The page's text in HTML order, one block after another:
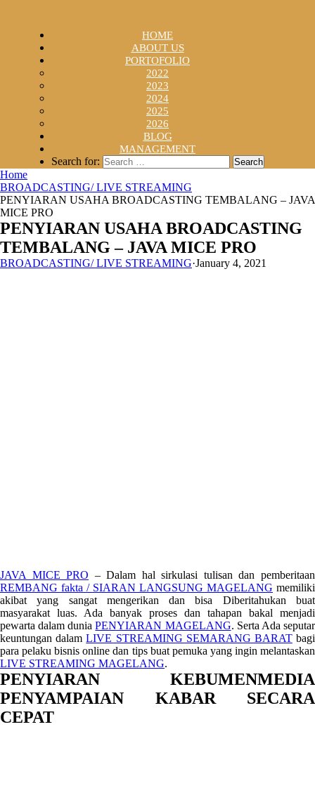
HOME
ABOUT US
PORTOFOLIO
2022
2023
2024
2025
2026
BLOG
MANAGEMENT
Search for:
Home
BROADCASTING/ LIVE STREAMING
PENYIARAN USAHA BROADCASTING TEMBALANG – JAVA
MICE PRO
PENYIARAN USAHA BROADCASTING
TEMBALANG – JAVA MICE PRO
BROADCASTING/ LIVE STREAMING·January 4, 2021
JAVA MICE PRO – Dalam hal sirkulasi tulisan dan pemberitaan
REMBANG fakta / SIARAN LANGSUNG MAGELANG memiliki
akibat yang sangat mengerikan dan bisa Diberitahukan buat
masyarakat luas. Ada banyak proses dan tahapan bakal menjadi
pewarta dalam duniaPENYIARAN MAGELANG. Serta Ada seputar
keuntungan dalamLIVE STREAMING SEMARANG BARATbagi
para pelaku bisnis online dan tips buat pemuka yang ingin melantaskan
LIVE STREAMING MAGELANG.
PENYIARAN KEBUMENMEDIA
PENYAMPAIAN KABAR SECARA
CEPAT